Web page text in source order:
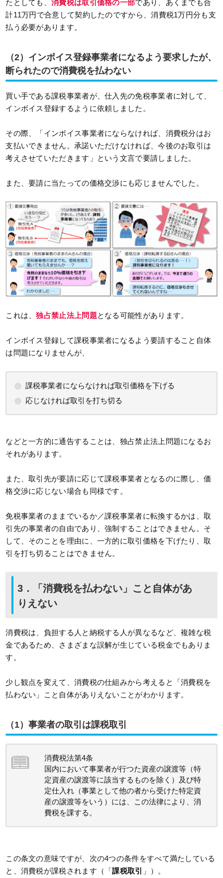
たとしても、消費税は取引価格の一部であり、あくまでも合
計11万円で合意して契約したのですから、消費税1万円分も支
払う必要があります。
（2）インボイス登録事業者になるよう要求したが、
断られたので消費税を払わない
買い手である課税事業者が、仕入先の免税事業者に対して、
インボイス登録するように依頼しました。
その際、「インボイス事業者にならなければ、消費税分はお
支払いできません。承諾いただけなければ、今後のお取引は
考えさせていただきます」という文言で要請しました。
また、要請に当たっての価格交渉にも応じませんでした。
これは、独占禁止法上問題となる可能性があります。
インボイス登録して課税事業者になるよう要請すること自体
は問題になりませんが、
課税事業者にならなければ取引価格を下げる
応じなければ取引を打ち切る
などと一方的に通告することは、独占禁止法上問題になるお
それがあります。
また、取引先が要請に応じて課税事業者となるのに際し、価
格交渉に応じない場合も同様です。
免税事業者のままでいるか／課税事業者に転換するかは、取
引先の事業者の自由であり、強制することはできません。そ
して、そのことを理由に、一方的に取引価格を下げたり、取
引を打ち切ることはできません。
3．「消費税を払わない」こと自体があ
りえない
消費税は、負担する人と納税する人が異なるなど、複雑な税
金であるため、さまざまな誤解が生じている税金でもありま
す。
少し観点を変えて、消費税の仕組みから考えると「消費税を
払わない」こと自体がありえないことがわかります。
（1）事業者の取引は課税取引
消費税法第4条
国内において事業者が行つた資産の譲渡等（特
定資産の譲渡等に該当するものを除く）及び特
定仕入れ（事業として他の者から受けた特定資
産の譲渡等をいう）には、この法律により、消
費税を課する。
この条文の意味ですが、次の4つの条件をすべて満たしている
と、消費税が課税されます（「課税取引 」）。